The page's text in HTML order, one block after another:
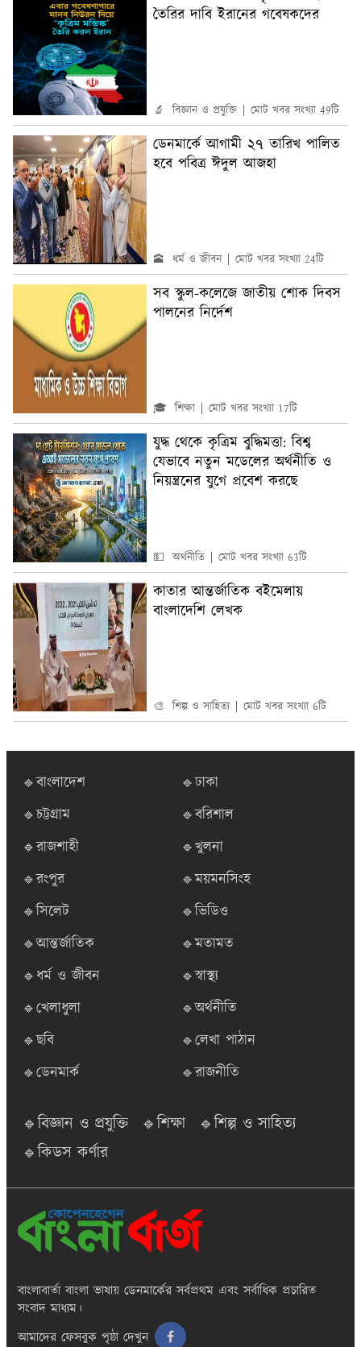
তৈরির দাবি ইরানের গবেষকদের
🔬 বিজ্ঞান ও প্রযুক্তি মোট খবর সংখ্যা 49টি
ডেনমার্কে আগামী ২৭ তারিখ পালিত
হবে পবিত্র ঈদুল আজহা
🕋 ধর্ম ও জীবন মোট খবর সংখ্যা 24টি
সব স্কুল-কলেজে জাতীয় শোক দিবস
পালনের নির্দেশ
🎓 শিক্ষা মোট খবর সংখ্যা 17টি
যুদ্ধ থেকে কৃত্রিম বুদ্ধিমত্তা: বিশ্ব
যেভাবে নতুন মডেলের অর্থনীতি ও
নিয়ন্ত্রনের যুগে প্রবেশ করছে
💵 অর্থনীতি মোট খবর সংখ্যা 63টি
কাতার আন্তর্জাতিক বইমেলায়
বাংলাদেশি লেখক
🎨 শিল্প ও সাহিত্য মোট খবর সংখ্যা 6টি
🔹বাংলাদেশ
🔹ঢাকা
🔹চট্টগ্রাম
🔹বরিশাল
🔹রাজশাহী
🔹খুলনা
🔹রংপুর
🔹ময়মনসিংহ
🔹সিলেট
🔹ভিডিও
🔹আন্তর্জাতিক
🔹মতামত
🔹ধর্ম ও জীবন
🔹স্বাস্থ্য
🔹খেলাধুলা
🔹অর্থনীতি
🔹ছবি
🔹লেখা পাঠান
🔹ডেনমার্ক
🔹রাজনীতি
🔹বিজ্ঞান ও প্রযুক্তি 🔹শিক্ষা
🔹শিল্প ও সাহিত্য
🔹কিডস কর্ণার
বাংলাবার্তা বাংলা ভাষায় ডেনমার্কের সর্বপ্রথম এবং সর্বাধিক প্রচারিত
সংবাদ মাধ্যম।
আমাদের ফেসবুক পৃষ্ঠা দেখুন